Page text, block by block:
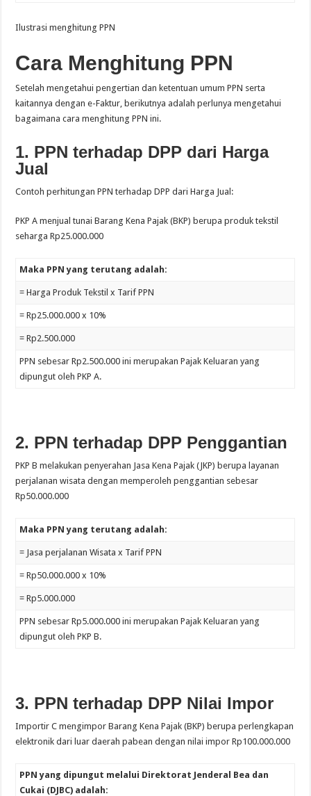
Ilustrasi menghitung PPN
Cara Menghitung PPN
Setelah mengetahui pengertian dan ketentuan umum PPN serta
kaitannya dengan e-Faktur, berikutnya adalah perlunya mengetahui
bagaimana cara menghitung PPN ini.
1. PPN terhadap DPP dari Harga
Jual
Contoh perhitungan PPN terhadap DPP dari Harga Jual:
PKP A menjual tunai Barang Kena Pajak (BKP) berupa produk tekstil
seharga Rp25.000.000
Maka PPN yang terutang adalah:
= Harga Produk Tekstil x Tarif PPN
= Rp25.000.000 x 10%
= Rp2.500.000
PPN sebesar Rp2.500.000 ini merupakan Pajak Keluaran yang
dipungut oleh PKP A.
2. PPN terhadap DPP Penggantian
PKP B melakukan penyerahan Jasa Kena Pajak (JKP) berupa layanan
perjalanan wisata dengan memperoleh penggantian sebesar
Rp50.000.000
Maka PPN yang terutang adalah:
= Jasa perjalanan Wisata x Tarif PPN
= Rp50.000.000 x 10%
= Rp5.000.000
PPN sebesar Rp5.000.000 ini merupakan Pajak Keluaran yang
dipungut oleh PKP B.
3. PPN terhadap DPP Nilai Impor
Importir C mengimpor Barang Kena Pajak (BKP) berupa perlengkapan
elektronik dari luar daerah pabean dengan nilai impor Rp100.000.000
PPN yang dipungut melalui Direktorat Jenderal Bea dan
Cukai (DJBC) adalah: